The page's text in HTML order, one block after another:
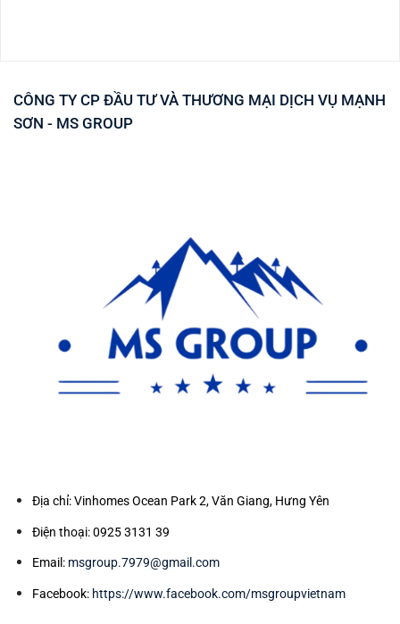
CÔNG TY CP ĐẦU TƯ VÀ THƯƠNG MẠI DỊCH VỤ MẠNH
SƠN - MS GROUP
Địa chỉ: Vinhomes Ocean Park 2, Văn Giang, Hưng Yên
Điện thoại: 0925 3131 39
Email: msgroup.7979@gmail.com
Facebook: https://www.facebook.com/msgroupvietnam